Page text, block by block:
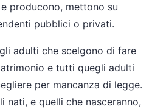
producono, mettono su
pubblici o privati.
adulti che scelgono di fare
e tutti quegli adulti
per mancanza di legge.
nati, e quelli che nasceranno,